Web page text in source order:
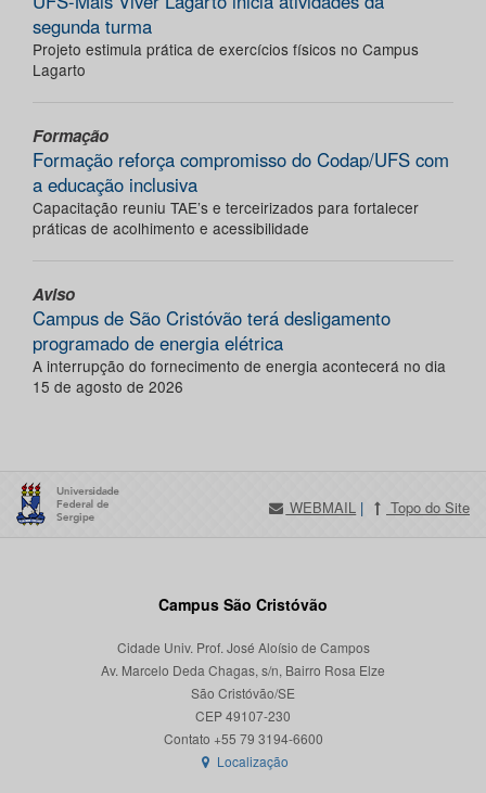
segunda turma
Projeto estimula prática de exercícios físicos no Campus
Lagarto
Formação
Formação reforça compromisso do Codap/UFS com
a educação inclusiva
Capacitação reuniu TAE’s e terceirizados para fortalecer
práticas de acolhimento e acessibilidade
Aviso
Campus de São Cristóvão terá desligamento
programado de energia elétrica
A interrupção do fornecimento de energia acontecerá no dia
15 de agosto de 2026
WEBMAIL | Topo do Site
Campus São Cristóvão
Cidade Univ. Prof. José Aloísio de Campos
Av. Marcelo Deda Chagas, s/n, Bairro Rosa Elze
São Cristóvão/SE
CEP 49107-230
Localização